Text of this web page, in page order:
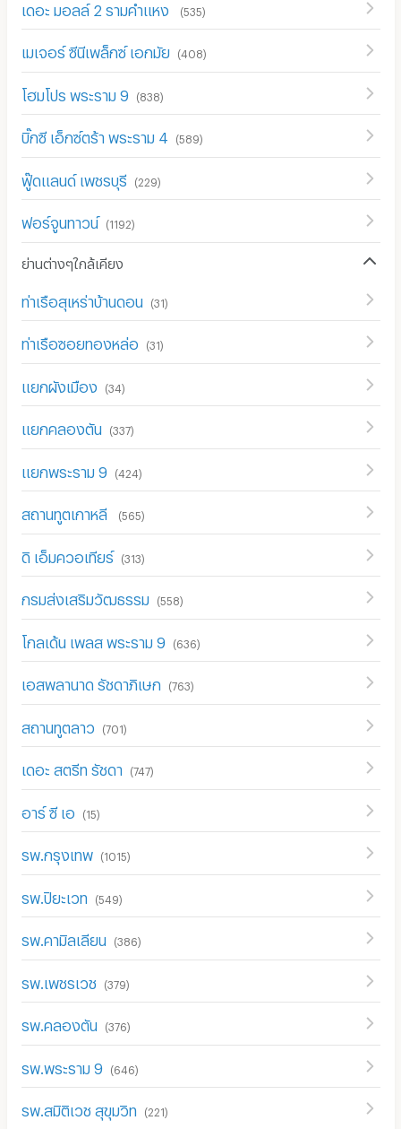
เดอะ มอลล์ 2 รามคำแหง (535)
เมเจอร์ ซีนีเพล็กซ์ เอกมัย (408)
โฮมโปร พระราม 9 (838)
บิ๊กซี เอ็กซ์ตร้า พระราม 4 (589)
ฟู๊ดแลนด์ เพชรบุรี (229)
ฟอร์จูนทาวน์ (1192)
ย่านต่างๆใกล้เคียง
ท่าเรือสุเหร่าบ้านดอน (31)
ท่าเรือซอยทองหล่อ (31)
แยกผังเมือง (34 )
แยกคลองตัน (337)
แยกพระราม 9 (424 )
สถานทูตเกาหลี (565)
ดิ เอ็มควอเทียร์ (313)
กรมส่งเสริมวัฒธรรม (558)
โกลเด้น เพลส พระราม 9 (636)
เอสพลานาด รัชดาภิเษก (763)
สถานทูตลาว (701)
เดอะ สตรีท รัชดา (747)
อาร์ ซี เอ (15)
รพ.กรุงเทพ (1015)
รพ.ปิยะเวท (549)
รพ.คามิลเลียน (386)
รพ.เพชรเวช (379)
รพ.คลองตัน (376)
รพ.พระราม 9 (646)
รพ.สมิติเวช สุขุมวิท (221)